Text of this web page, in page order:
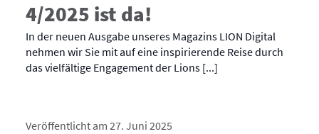
4/2025 ist da!
In der neuen Ausgabe unseres Magazins LION Digital
nehmen wir Sie mit auf eine inspirierende Reise durch
das vielfältige Engagement der Lions [...]
Veröffentlicht am 27. Juni 2025